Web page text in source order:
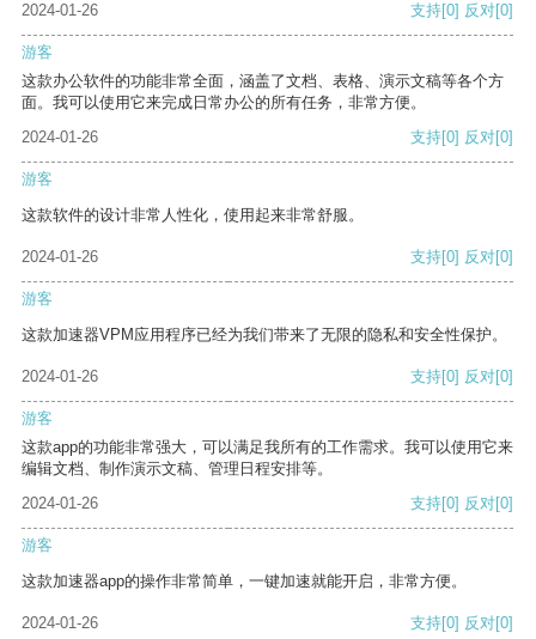
2024-01-26 支持[0] 反对[0]
游客
这款办公软件的功能非常全面，涵盖了文档、表格、演示文稿等各个方
面。我可以使用它来完成日常办公的所有任务，非常方便。
2024-01-26
支持[0] 反对[0]
游客
这款软件的设计非常人性化，使用起来非常舒服。
2024-01-26 支持[0] 反对[0]
游客
这款加速器VPM应用程序已经为我们带来了无限的隐私和安全性保护。
2024-01-26 支持[0] 反对[0]
游客
这款app的功能非常强大，可以满足我所有的工作需求。我可以使用它来
编辑文档、制作演示文稿、管理日程安排等。
2024-01-26
支持[0] 反对[0]
游客
这款加速器app的操作非常简单，一键加速就能开启，非常方便。
2024-01-26 支持[0] 反对[0]